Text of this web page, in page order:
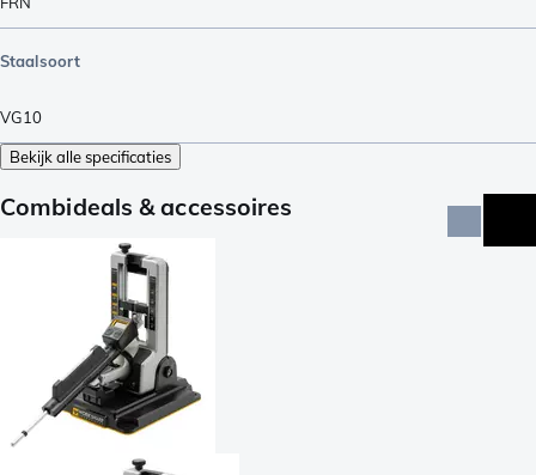
Staalsoort
VG10
Bekijk alle specificaties
Combideals & accessoires